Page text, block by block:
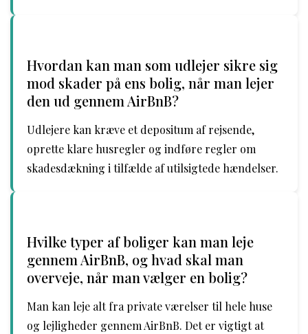
Hvordan kan man som udlejer sikre sig
mod skader på ens bolig, når man lejer
den ud gennem AirBnB?
Udlejere kan kræve et depositum af rejsende,
oprette klare husregler og indføre regler om
skadesdækning i tilfælde af utilsigtede hændelser.
Hvilke typer af boliger kan man leje
gennem AirBnB, og hvad skal man
overveje, når man vælger en bolig?
Man kan leje alt fra private værelser til hele huse
og lejligheder gennem AirBnB. Det er vigtigt at